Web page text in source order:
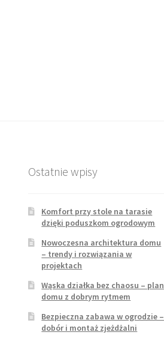
Ostatnie wpisy
Komfort przy stole na tarasie
dzięki poduszkom ogrodowym
Nowoczesna architektura domu
– trendy i rozwiązania w
projektach
Wąska działka bez chaosu – plan
domu z dobrym rytmem
Bezpieczna zabawa w ogrodzie –
dobór i montaż zjeżdżalni